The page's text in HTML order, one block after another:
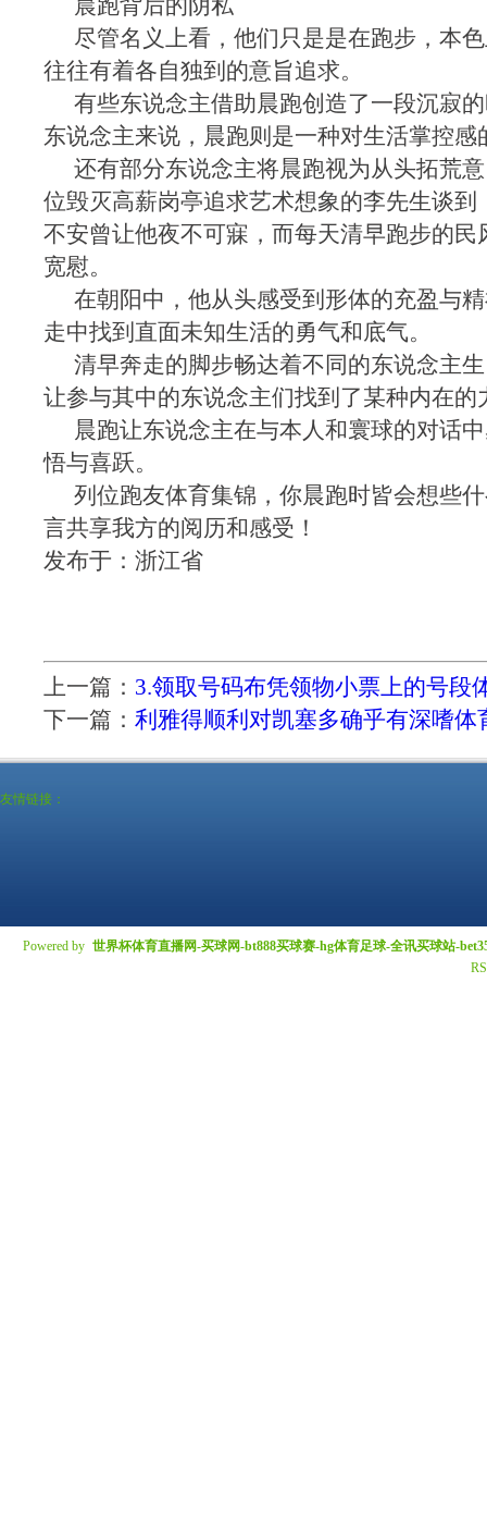
晨跑背后的阴私
尽管名义上看，他们只是是在跑步，本
往往有着各自独到的意旨追求。
有些东说念主借助晨跑创造了一段沉寂
东说念主来说，晨跑则是一种对生活掌控感
还有部分东说念主将晨跑视为从头拓荒
位毁灭高薪岗亭追求艺术想象的李先生谈到
不安曾让他夜不可寐，而每天清早跑步的民
宽慰。
在朝阳中，他从头感受到形体的充盈与
走中找到直面未知生活的勇气和底气。
清早奔走的脚步畅达着不同的东说念主
让参与其中的东说念主们找到了某种内在的
晨跑让东说念主在与本人和寰球的对话
悟与喜跃。
列位跑友体育集锦，你晨跑时皆会想些
言共享我方的阅历和感受！
发布于：浙江省
上一篇： 3.领取号码布凭领物小票上的号段
下一篇： 利雅得顺利对凯塞多确乎有深嗜体
友情链接：
Powered by 世界杯体育直播网-买球网-bt888买球赛-hg体育足球-全讯买球站-